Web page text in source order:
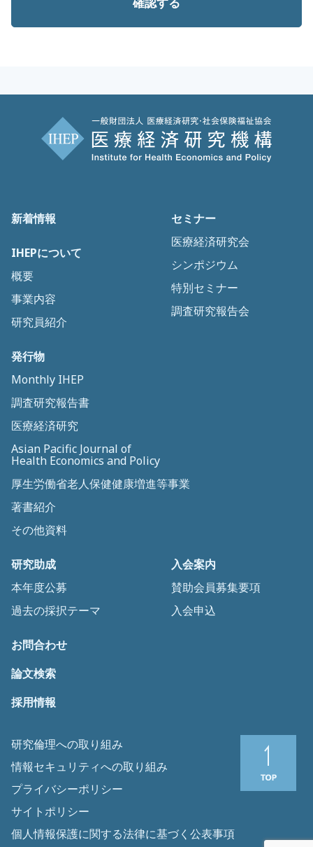
新着情報
IHEPについて
概要
事業内容
研究員紹介
セミナー
医療経済研究会
シンポジウム
特別セミナー
調査研究報告会
発行物
Monthly IHEP
調査研究報告書
医療経済研究
Asian Pacific Journal of
Health Economics and Policy
厚生労働省老人保健健康増進等事業
著書紹介
その他資料
研究助成
本年度公募
過去の採択テーマ
入会案内
賛助会員募集要項
入会申込
お問合わせ
論文検索
採用情報
研究倫理への取り組み
情報セキュリティへの取り組み
プライバシーポリシー
サイトポリシー
個人情報保護に関する法律に基づく公表事項